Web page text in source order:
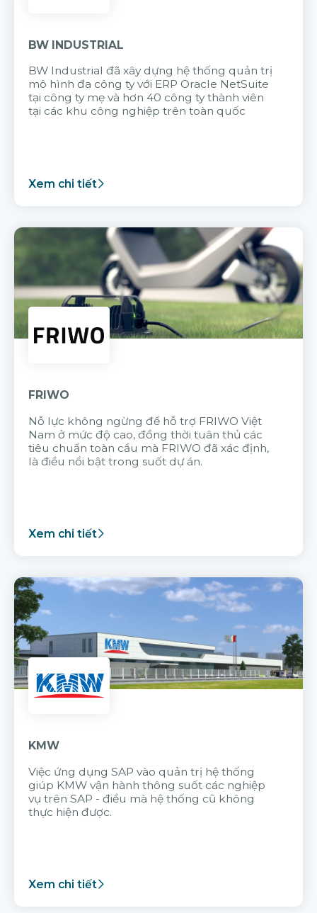
BW INDUSTRIAL
BW Industrial đã xây dựng hệ thống quản trị
mô hình đa công ty với ERP Oracle NetSuite
tại công ty mẹ và hơn 40 công ty thành viên
tại các khu công nghiệp trên toàn quốc
Xem chi tiết
FRIWO
Nỗ lực không ngừng để hỗ trợ FRIWO Việt
Nam ở mức độ cao, đồng thời tuân thủ các
tiêu chuẩn toàn cầu mà FRIWO đã xác định,
là điều nổi bật trong suốt dự án.
Xem chi tiết
KMW
Việc ứng dụng SAP vào quản trị hệ thống
giúp KMW vận hành thông suốt các nghiệp
vụ trên SAP - điều mà hệ thống cũ không
thực hiện được.
Xem chi tiết